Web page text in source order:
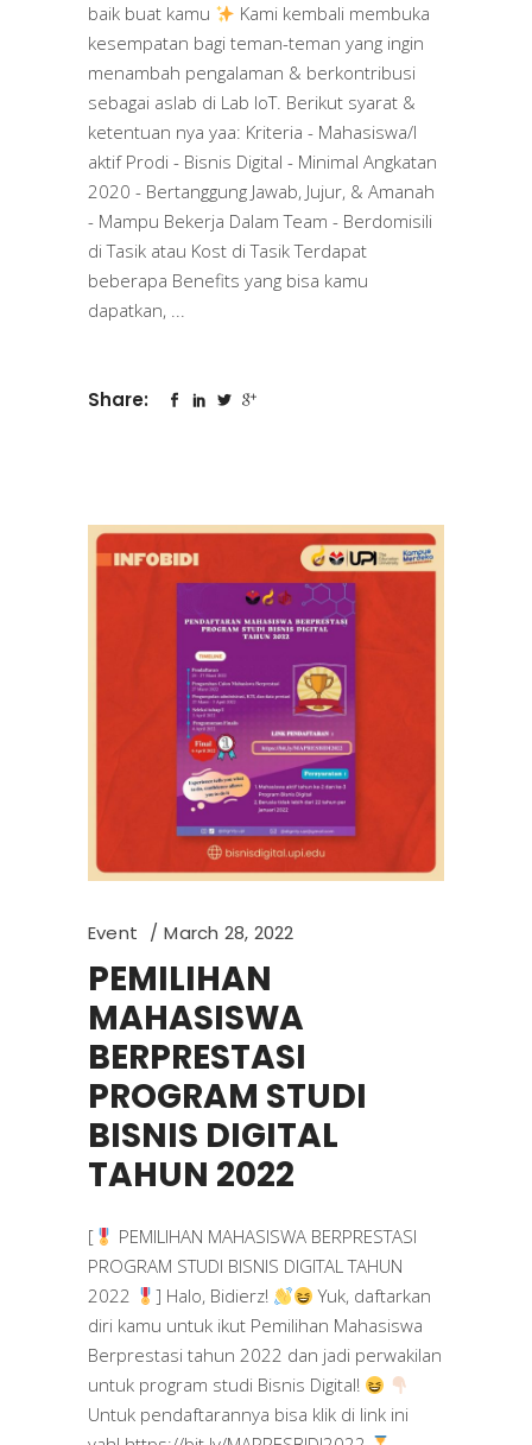
baik buat kamu
Kami kembali membuka
kesempatan bagi teman-teman yang ingin
menambah pengalaman & berkontribusi
sebagai aslab di Lab IoT. Berikut syarat &
ketentuan nya yaa: Kriteria - Mahasiswa/I
aktif Prodi - Bisnis Digital - Minimal Angkatan
2020 - Bertanggung Jawab, Jujur, & Amanah
- Mampu Bekerja Dalam Team - Berdomisili
di Tasik atau Kost di Tasik Terdapat
beberapa Benefits yang bisa kamu
dapatkan,
Share:
Event March 28, 2022
PEMILIHAN
MAHASISWA
BERPRESTASI
PROGRAM STUDI
BISNIS DIGITAL
TAHUN 2022
[
PEMILIHAN MAHASISWA BERPRESTASI
PROGRAM STUDI BISNIS DIGITAL TAHUN
2022
] Halo, Bidierz!
Yuk, daftarkan
diri kamu untuk ikut Pemilihan Mahasiswa
Berprestasi tahun 2022 dan jadi perwakilan
untuk program studi Bisnis Digital!
Untuk pendaftarannya bisa klik di link ini